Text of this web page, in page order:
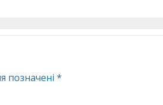
позначені *